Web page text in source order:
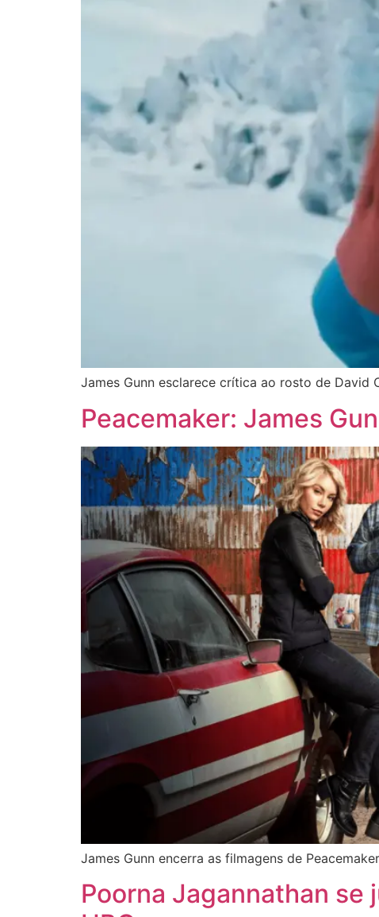
James Gunn esclarece crítica ao rosto de David
Peacemaker: James
James Gunn encerra as filmagens de
Poorna Jagannathan se